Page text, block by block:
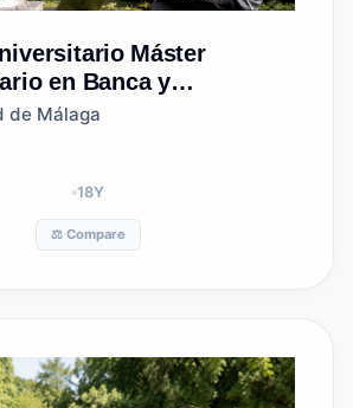
Máster
en Banca y
de Málaga
18Y
⚖️ Compare